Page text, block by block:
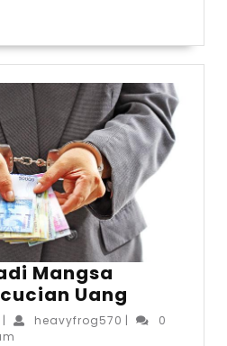
Mangsa
Uang
Menjadi
December
| heavyfrog570 heavyfrog570
|
0